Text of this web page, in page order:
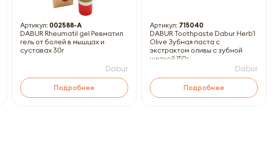
Артикул: 002588-A
DABUR Rheumatil gel Ревматил
гель от болей в мышцах и
суставах 30г
Dabur
Подробнее
Артикул: 715040
DABUR Toothpaste Dabur Herb'l
Olive Зубная паста с
экстрактом оливы с зубной
щеткой 150г
Dabur
Подробнее